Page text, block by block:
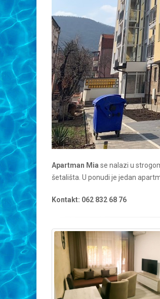
Apartman Mia se nalazi u
šetališta. U ponudi je jedan
Kontakt: 062 832 68 76